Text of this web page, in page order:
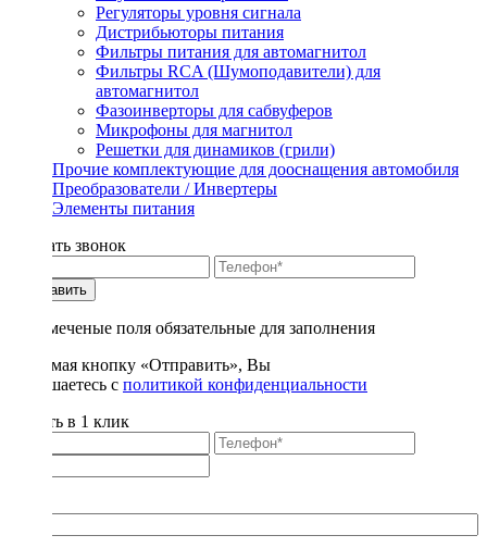
Регуляторы уровня сигнала
Дистрибьюторы питания
Фильтры питания для автомагнитол
Фильтры RCA (Шумоподавители) для
автомагнитол
Фазоинверторы для сабвуферов
Микрофоны для магнитол
Решетки для динамиков (грили)
Прочие комплектующие для дооснащения автомобиля
Преобразователи / Инвертеры
Элементы питания
Заказать звонок
Отправить
* - отмеченые поля обязательные для заполнения
Нажимая кнопку «Отправить», Вы
соглашаетесь с политикой конфиденциальности
Купить в 1 клик